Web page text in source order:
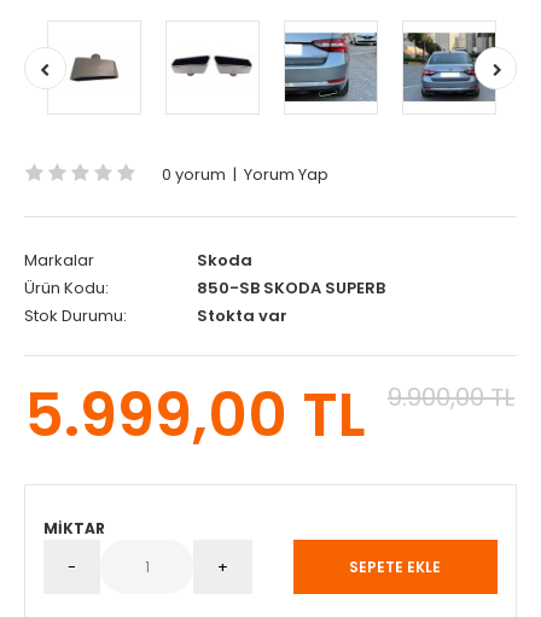
0 yorum | Yorum Yap
Markalar
Skoda
Ürün Kodu:
850-SB SKODA SUPERB
Stok Durumu:
Stokta var
5.999,00 TL 9.900,00 TL
MIKTAR